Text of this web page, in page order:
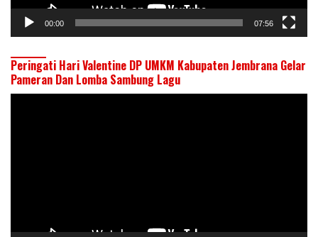
00:00 07:56
Peringati Hari Valentine DP UMKM Kabupaten Jembrana Gelar
Pameran Dan Lomba Sambung Lagu